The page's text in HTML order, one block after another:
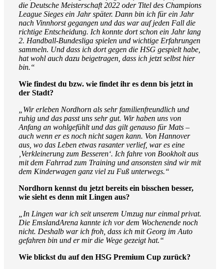
die Deutsche Meisterschaft 2022 oder Titel des Champions
League Sieges ein Jahr später. Dann bin ich für ein Jahr
nach Vinnhorst gegangen und das war auf jeden Fall die
richtige Entscheidung. Ich konnte dort schon ein Jahr lang
2. Handball-Bundesliga spielen und wichtige Erfahrungen
sammeln. Und dass ich dort gegen die HSG gespielt habe,
hat wohl auch dazu beigetragen, dass ich jetzt selbst hier
bin.“
Wie findest du bzw. wie findet ihr es denn bis jetzt in
der Stadt?
„Wir erleben Nordhorn als sehr familienfreundlich und
ruhig und das passt uns sehr gut. Wir haben uns von
Anfang an wohlgefühlt und das gilt genauso für Mats –
auch wenn er es noch nicht sagen kann. Von Hannover
aus, wo das Leben etwas rasanter verlief, war es eine
‚Verkleinerung zum Besseren‘. Ich fahre von Bookholt aus
mit dem Fahrrad zum Training und ansonsten sind wir mit
dem Kinderwagen ganz viel zu Fuß unterwegs.“
Nordhorn kennst du jetzt bereits ein bisschen besser,
wie sieht es denn mit Lingen aus?
„In Lingen war ich seit unserem Umzug nur einmal privat.
Die EmslandArena kannte ich vor dem Wochenende noch
nicht. Deshalb war ich froh, dass ich mit Georg im Auto
gefahren bin und er mir die Wege gezeigt hat.“
Wie blickst du auf den HSG Premium Cup zurück?